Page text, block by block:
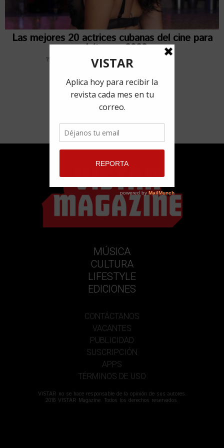
Las mejores 20 actrices cubanas del cine para
adultos en 2020
19 febrero, 2020 porRedacción VISTAR
MÚSICA
CULTURA
LIFESTYLE
EDICIONES
CONTÁCTANOS
VACANTES
PUBLICIDAD
SUSCRIPCIÓN
APPS
TÉRMINOS DE USO
VISTAR no se hace responsable de la opinión de sus autores.
2018 VISTAR Magazine. Todos los derechos reservados.